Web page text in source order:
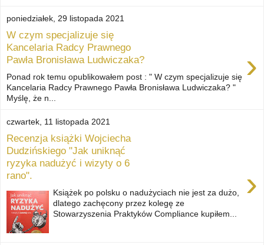
poniedziałek, 29 listopada 2021
W czym specjalizuje się
Kancelaria Radcy Prawnego
Pawła Bronisława Ludwiczaka?
›
Ponad rok temu opublikowałem post : " W czym specjalizuje się
Kancelaria Radcy Prawnego Pawła Bronisława Ludwiczaka? "
Myślę, że n...
czwartek, 11 listopada 2021
Recenzja książki Wojciecha
Dudzińskiego "Jak uniknąć
ryzyka nadużyć i wizyty o 6
rano".
›
Książek po polsku o nadużyciach nie jest za dużo,
dlatego zachęcony przez kolegę ze
Stowarzyszenia Praktyków Compliance kupiłem...